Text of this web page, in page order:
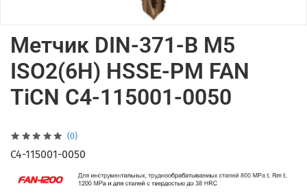
(0)
Метчик DIN-371-B M5
ISO2(6H) HSSE-PM FAN
TiCN C4-115001-0050
C4-115001-0050